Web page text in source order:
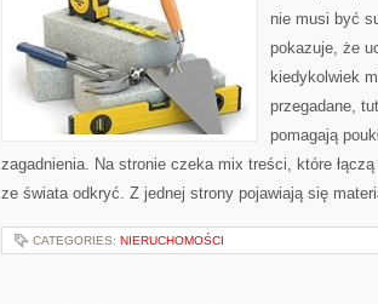
nie musi być
pokazuje, że
kiedykolwiek
przegadane,
pomagają
zagadnienia. Na stronie czeka mix treści, które
ze świata odkryć. Z jednej strony pojawiają się
CATEGORIES: NIERUCHOMOŚCI